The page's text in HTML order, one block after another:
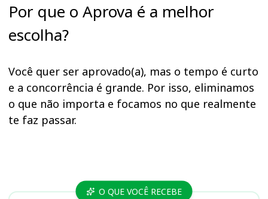
Por que o Aprova é a melhor
escolha?
Você quer ser aprovado(a), mas o tempo é curto
e a concorrência é grande. Por isso, eliminamos
o que não importa e focamos no que realmente
te faz passar.
Cursos O QUE VOCÊ RECEBE